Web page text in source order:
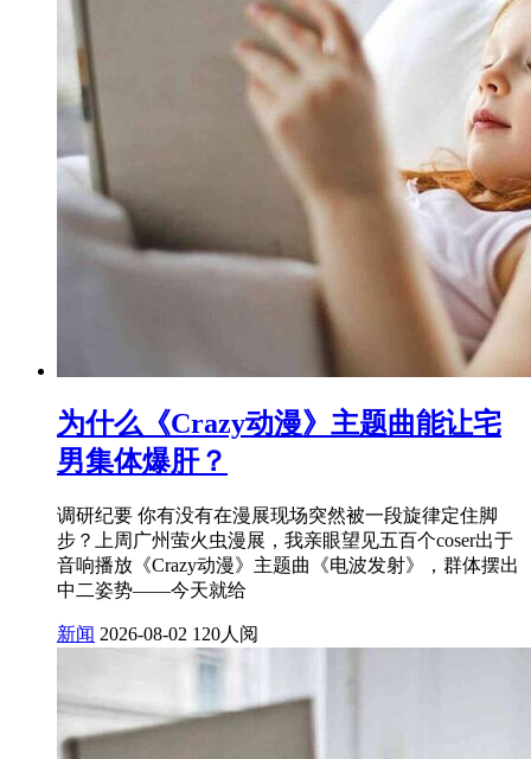
为什么《Crazy动漫》主题曲能让宅
男集体爆肝？
调研纪要 你有没有在漫展现场突然被一段旋律定住脚
步？上周广州萤火虫漫展，我亲眼望见五百个coser出于
音响播放《Crazy动漫》主题曲《电波发射》，群体摆出
中二姿势——今天就给
新闻 2026-08-02 120人阅